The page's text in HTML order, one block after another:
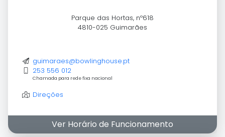
Parque das Hortas, nº618
4810-025 Guimarães
guimaraes@bowlinghouse.pt
253 556 012
Chamada para rede fixa nacional
Direções
Ver Horário de Funcionamento